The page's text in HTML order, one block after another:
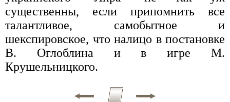
существенны, если припомнить все
талантливое, самобытное и
шекспировское, что налицо в постановке
В. Оглоблина и в игре М.
Крушельницкого.